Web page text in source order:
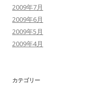
2009年7月
2009年6月
2009年5月
2009年4月
カテゴリー